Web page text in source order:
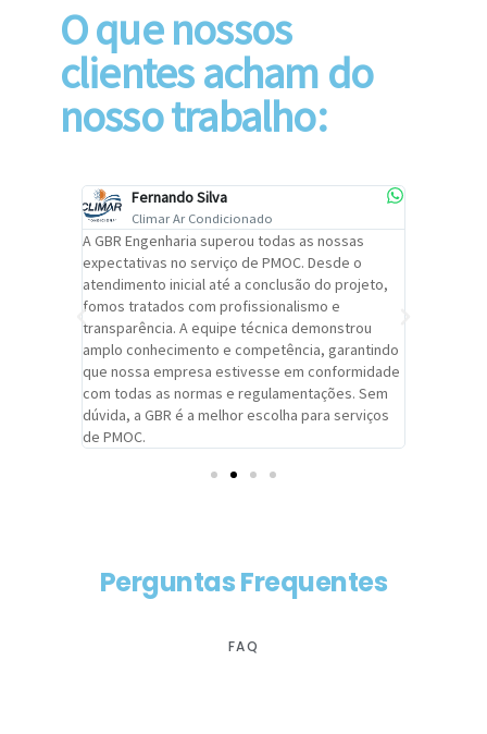
O que nossos
clientes acham do
nosso trabalho:
Fernando Silva
Climar Ar Condicionado
A GBR Engenharia superou todas as nossas
expectativas no serviço de PMOC. Desde o
atendimento inicial até a conclusão do projeto,
fomos tratados com profissionalismo e
transparência. A equipe técnica demonstrou
amplo conhecimento e competência, garantindo
que nossa empresa estivesse em conformidade
com todas as normas e regulamentações. Sem
dúvida, a GBR é a melhor escolha para serviços
de PMOC.
Perguntas Frequentes
FAQ